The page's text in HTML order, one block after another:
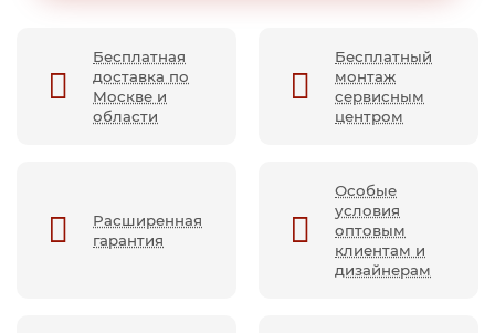
Бесплатная
доставка по
Москве и
области
Бесплатный
монтаж
сервисным
центром
Расширенная
гарантия
Особые
условия
оптовым
клиентам и
дизайнерам